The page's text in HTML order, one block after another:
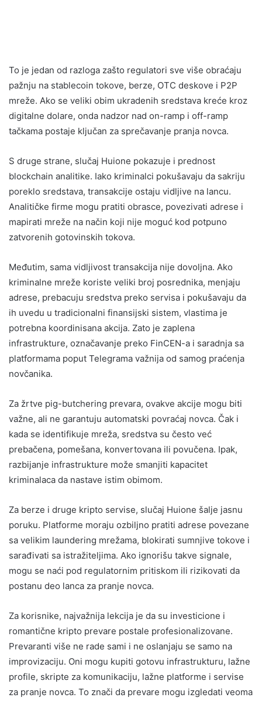
To je jedan od razloga zašto regulatori sve više obraćaju
pažnju na stablecoin tokove, berze, OTC deskove i P2P
mreže. Ako se veliki obim ukradenih sredstava kreće kroz
digitalne dolare, onda nadzor nad on-ramp i off-ramp
tačkama postaje ključan za sprečavanje pranja novca.
S druge strane, slučaj Huione pokazuje i prednost
blockchain analitike. Iako kriminalci pokušavaju da sakriju
poreklo sredstava, transakcije ostaju vidljive na lancu.
Analitičke firme mogu pratiti obrasce, povezivati adrese i
mapirati mreže na način koji nije moguć kod potpuno
zatvorenih gotovinskih tokova.
Međutim, sama vidljivost transakcija nije dovoljna. Ako
kriminalne mreže koriste veliki broj posrednika, menjaju
adrese, prebacuju sredstva preko servisa i pokušavaju da
ih uvedu u tradicionalni finansijski sistem, vlastima je
potrebna koordinisana akcija. Zato je zaplena
infrastrukture, označavanje preko FinCEN-a i saradnja sa
platformama poput Telegrama važnija od samog praćenja
novčanika.
Za žrtve pig-butchering prevara, ovakve akcije mogu biti
važne, ali ne garantuju automatski povraćaj novca. Čak i
kada se identifikuje mreža, sredstva su često već
prebačena, pomešana, konvertovana ili povučena. Ipak,
razbijanje infrastrukture može smanjiti kapacitet
kriminalaca da nastave istim obimom.
Za berze i druge kripto servise, slučaj Huione šalje jasnu
poruku. Platforme moraju ozbiljno pratiti adrese povezane
sa velikim laundering mrežama, blokirati sumnjive tokove i
sarađivati sa istražiteljima. Ako ignorišu takve signale,
mogu se naći pod regulatornim pritiskom ili rizikovati da
postanu deo lanca za pranje novca.
Za korisnike, najvažnija lekcija je da su investicione i
romantične kripto prevare postale profesionalizovane.
Prevaranti više ne rade sami i ne oslanjaju se samo na
improvizaciju. Oni mogu kupiti gotovu infrastrukturu, lažne
profile, skripte za komunikaciju, lažne platforme i servise
za pranje novca. To znači da prevare mogu izgledati veoma